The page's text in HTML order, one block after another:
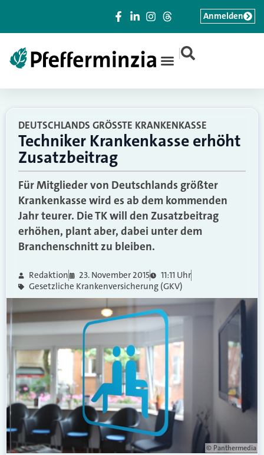
|
Anmelden
DEUTSCHLANDS GRÖSSTE KRANKENKASSE
Techniker Krankenkasse erhöht
Zusatzbeitrag
Für Mitglieder von Deutschlands größter
Krankenkasse wird es ab dem kommenden
Jahr teurer. Die TK will den Zusatzbeitrag
erhöhen, plant aber, dabei unter dem
Branchenschnitt zu bleiben.
Redaktion 23. November 2015
11:11 Uhr
Gesetzliche Krankenversicherung (GKV)
© Panthermedia